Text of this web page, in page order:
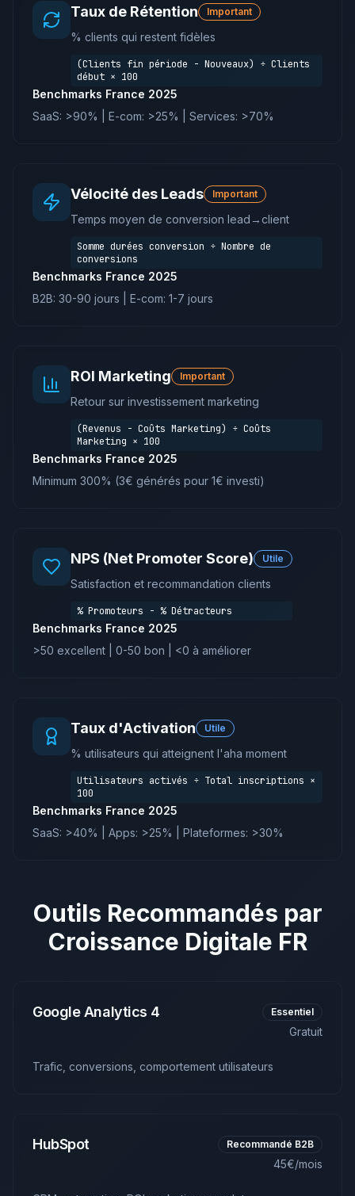
Taux de Rétention Important
% clients qui restent fidèles
(Clients fin période - Nouveaux) ÷ Clients
début × 100
Benchmarks France 2025
SaaS: >90% | E-com: >25% | Services: >70%
Vélocité des Leads Important
Temps moyen de conversion lead→client
Somme durées conversion ÷ Nombre de
conversions
Benchmarks France 2025
B2B: 30-90 jours | E-com: 1-7 jours
ROI Marketing Important
Retour sur investissement marketing
(Revenus - Coûts Marketing) ÷ Coûts
Marketing × 100
Benchmarks France 2025
Minimum 300% (3€ générés pour 1€ investi)
NPS (Net Promoter Score) Utile
Satisfaction et recommandation clients
% Promoteurs - % Détracteurs
Benchmarks France 2025
>50 excellent | 0-50 bon | <0 à améliorer
Taux d'Activation Utile
% utilisateurs qui atteignent l'aha moment
Utilisateurs activés ÷ Total inscriptions ×
100
Benchmarks France 2025
SaaS: >40% | Apps: >25% | Plateformes: >30%
Outils Recommandés par
Croissance Digitale FR
Google Analytics 4 Essentiel
Gratuit
Trafic, conversions, comportement utilisateurs
HubSpot Recommandé B2B
45€/mois